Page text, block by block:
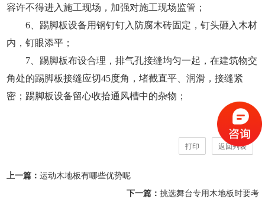
容许不得进入施工现场，加强对施工现场监管；
6、踢脚板设备用钢钉钉入防腐木砖固定，钉头砸入木材
内，钉眼添平；
7、踢脚板布设合理，排气孔接缝均匀一起，在建筑物交
角处的踢脚板接缝应切45度角，堵截直平、润滑，接缝紧
密；踢脚板设备留心收拾通风槽中的杂物；
返回列表
打印
上一篇： 运动木地板有哪些优势呢
下一篇： 挑选舞台专用木地板时要考